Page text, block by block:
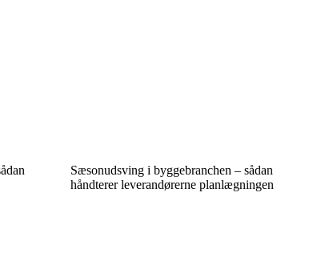
Sæsonudsving i byggebranchen – sådan
håndterer leverandørerne planlægningen